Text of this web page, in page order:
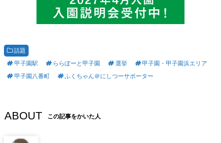
話題
甲子園駅
ららぽーと甲子園 選挙
甲子園・甲子園浜エリア
甲子園八番町
ふくちゃん＠にしつーサポーター
ABOUT この記事をかいた人